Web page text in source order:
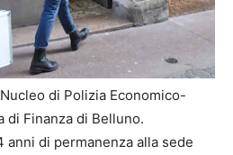
di Polizia Economico-
di Finanza di Belluno.
di permanenza alla sede